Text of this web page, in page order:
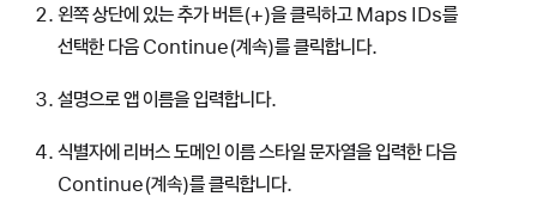
왼쪽 상단에 있는 추가 버튼(+)을 클릭하고 Maps IDs를
선택한 다음 Continue(계속)를 클릭합니다.
설명으로 앱 이름을 입력합니다.
식별자에 리버스 도메인 이름 스타일 문자열을 입력한 다음
Continue(계속)를 클릭합니다.